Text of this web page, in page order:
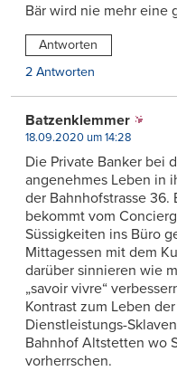
Bär wird nie mehr eine
Antworten
2 Antworten
Batzenklemmer
18.09.2020 um 14:28
Die Private Banker bei
angenehmes Leben in
der Bahnhofstrasse 36.
bekommt vom
Süssigkeiten ins Büro
Mittagessen mit dem
darüber sinnieren wie
„savoir vivre“
Kontrast zum Leben
Dienstleistungs-
Bahnhof Altstetten wo
vorherrschen.